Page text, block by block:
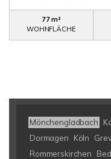
77 m²
WOHNFLÄCHE
Mönchengladbach
Dormagen
Köln
Rommerskirchen